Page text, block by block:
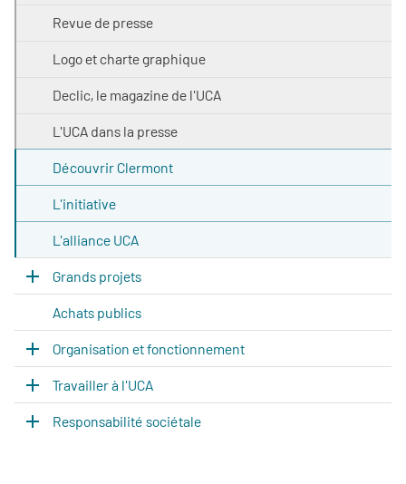
Revue de presse
Logo et charte graphique
Declic, le magazine de l'UCA
L'UCA dans la presse
Découvrir Clermont
L'initiative
L'alliance UCA
Grands projets
Achats publics
Organisation et fonctionnement
Travailler à l'UCA
Responsabilité sociétale